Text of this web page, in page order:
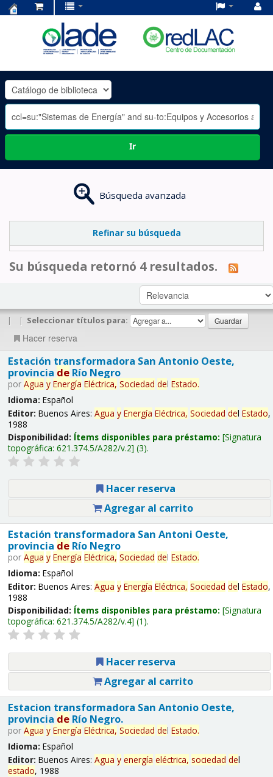
OLADE
-
Ir
Búsqueda avanzada
Refinar su búsqueda
Su búsqueda retornó 4 resultados.
| | Seleccionar títulos para:
Hacer reserva
Estación transformadora San Antonio Oeste,
provincia deRío Negro
por Agua y Energía Eléctrica, Sociedad del Estado.
Idioma: Español
Editor: Buenos Aires: Agua y Energía Eléctrica, Sociedad del Estado,
1988
Disponibilidad: Ítems disponibles para préstamo: Signatura
topográfica: 621.374.5/A282/v.2 (3).
Hacer reserva
Agregar al carrito
Estación transformadora San Antoni Oeste,
provincia deRío Negro
por Agua y Energía Eléctrica, Sociedad del Estado.
Idioma: Español
Editor: Buenos Aires: Agua y Energía Eléctrica, Sociedad del Estado,
1988
Disponibilidad: Ítems disponibles para préstamo: Signatura
topográfica: 621.374.5/A282/v.4 (1).
Hacer reserva
Agregar al carrito
Estacion transformadora San Antonio Oeste,
provincia deRío Negro.
por Agua y Energía Eléctrica, Sociedad del Estado.
Idioma: Español
Editor: Buenos Aires: Agua y energía eléctrica, sociedad del
estado, 1988